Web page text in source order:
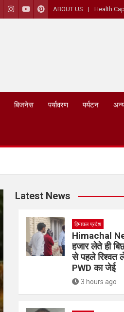
ABOUT US Health
बिजनेस पर्यावरण पर्यटन
Latest News
हिमाचल प्रदेश
Himachal
हजार लेते ही
से पहले रिश्वत
PWD का जेई
3 hours ago